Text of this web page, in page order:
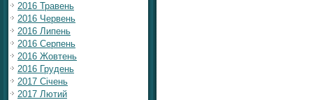
2016 Травень
2016 Червень
2016 Липень
2016 Серпень
2016 Жовтень
2016 Грудень
2017 Січень
2017 Лютий